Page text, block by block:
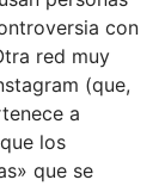
con
red muy
(que,
a
los
que se